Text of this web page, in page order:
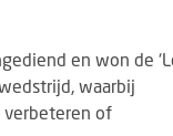
en won de
waarbij
verbeteren of